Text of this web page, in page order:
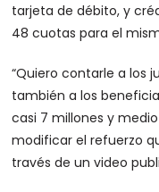
tarjeta de débito, y
48 cuotas para el
“Quiero contarle a los
también a los
casi 7 millones y
modificar el refuerzo
través de un video